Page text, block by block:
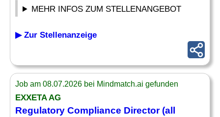
MEHR INFOS ZUM STELLENANGEBOT
▶ Zur Stellenanzeige
Job am 08.07.2026 bei Mindmatch.ai gefunden
EXXETA AG
Regulatory Compliance Director(all